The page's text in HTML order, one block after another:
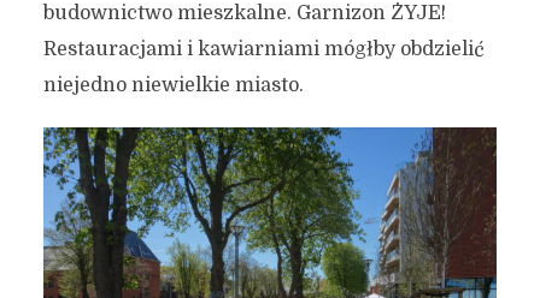
budownictwo mieszkalne. Garnizon ŻYJE!
Restauracjami i kawiarniami mógłby obdzielić
niejedno niewielkie miasto.